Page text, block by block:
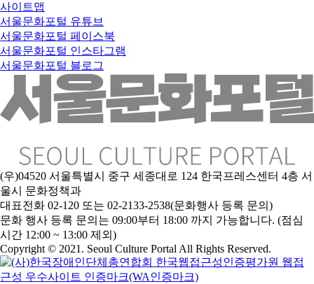
사이트맵
서울문화포털 유튜브
서울문화포털 페이스북
서울문화포털 인스타그램
서울문화포털 블로그
(우)04520 서울특별시 중구 세종대로 124 한국프레스센터 4층 서
울시 문화정책과
대표전화 02-120 또는 02-2133-2538(문화행사 등록 문의)
문화 행사 등록 문의는 09:00부터 18:00 까지 가능합니다. (점심
시간 12:00 ~ 13:00 제외)
Copyright © 2021. Seoul Culture Portal All Rights Reserved.